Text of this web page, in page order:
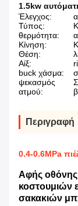
1.5kw
Έλεγχος:
Τύπος:
θερμότητα:
Κίνηση:
Θέση:
Αίξ:
buck χάσμα:
ψεκασμός
ατμού:
Περιγραφή
0.4-0.6MPa
Αφής οθόνης
κοστουμιών
σακακιών